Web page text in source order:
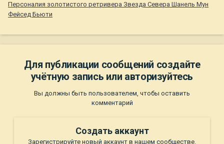
Персоналия золотистого ретривера Звезда Севера Шанель Мун
Фейсед Бьюти
Для публикации сообщений создайте
учётную запись или авторизуйтесь
Вы должны быть пользователем, чтобы оставить
комментарий
Создать аккаунт
Зарегистрируйте новый аккаунт в нашем сообществе.